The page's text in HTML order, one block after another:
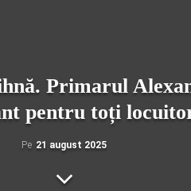
Primarul
pentru toți
Pe 21 august 2025